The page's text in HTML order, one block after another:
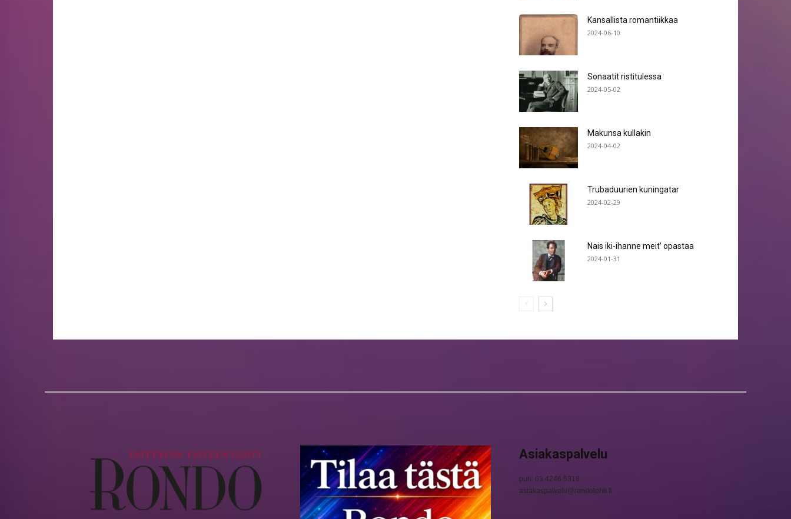
Kansallista romantiikkaa
2024-06-10
Sonaatit ristitulessa
2024-05-02
Makunsa kullakin
2024-04-02
Trubaduurien kuningatar
2024-02-29
Nais iki-ihanne meit’ opastaa
2024-01-31
Asiakaspalvelu
puh: 03 4246 5318
asiakaspalvelu@rondolehti.fi